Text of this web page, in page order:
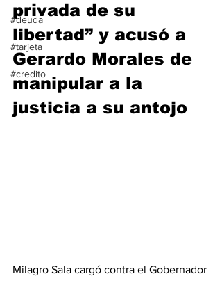
#deuda
#tarjeta
#credito
privada de su
libertad” y acusó a
Gerardo Morales de
manipular a la
justicia a su antojo
Milagro Sala cargó contra el Gobernador